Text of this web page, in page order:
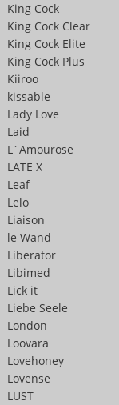
King Cock
King Cock Clear
King Cock Elite
King Cock Plus
Kiiroo
kissable
Lady Love
Laid
L´Amourose
LATE X
Leaf
Lelo
Liaison
le Wand
Liberator
Libimed
Lick it
Liebe Seele
London
Loovara
Lovehoney
Lovense
LUST